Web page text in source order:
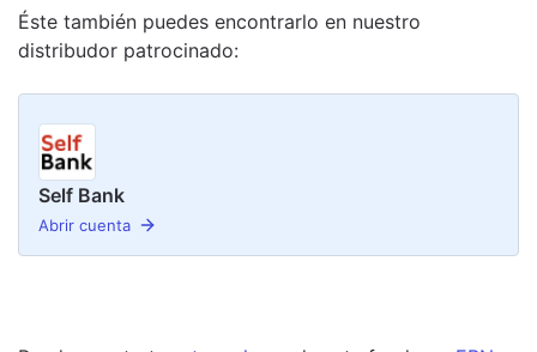
Éste también puedes encontrarlo en nuestro
distribudor patrocinado:
Self Bank
Abrir cuenta